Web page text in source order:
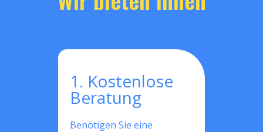
1. Kostenlose
Beratung
Benötigen Sie eine